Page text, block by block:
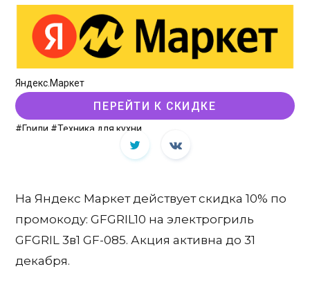
Яндекс.Маркет
ПЕРЕЙТИ К СКИДКЕ
#Грили #Техника для кухни
На Яндекс Маркет действует скидка 10% по
промокоду: GFGRIL10 на электрогриль
GFGRIL 3в1 GF-085. Акция активна до 31
декабря.